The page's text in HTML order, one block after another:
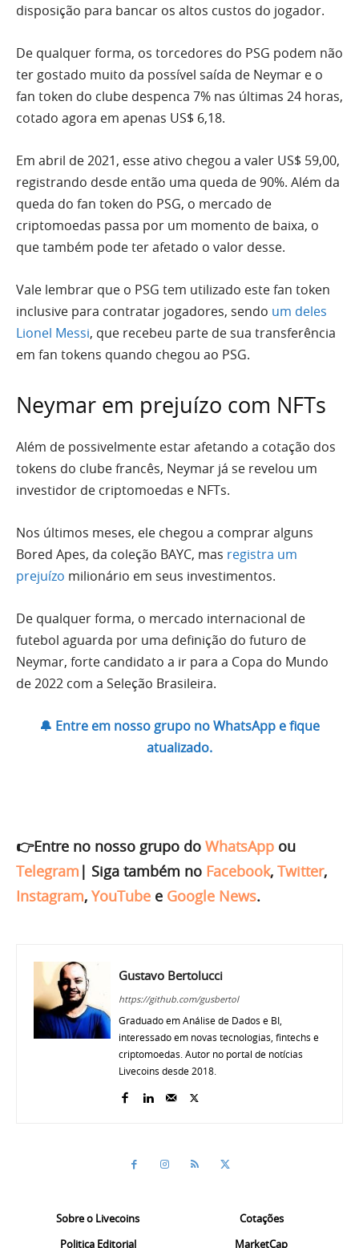
disposição para bancar os altos custos do jogador.
De qualquer forma, os torcedores do PSG podem não
ter gostado muito da possível saída de Neymar e o
fan token do clube despenca 7% nas últimas 24 horas,
cotado agora em apenas US$ 6,18.
Em abril de 2021, esse ativo chegou a valer US$ 59,00,
registrando desde então uma queda de 90%. Além da
queda do fan token do PSG, o mercado de
criptomoedas passa por um momento de baixa, o
que também pode ter afetado o valor desse.
Vale lembrar que o PSG tem utilizado este fan token
inclusive para contratar jogadores, sendo um deles
Lionel Messi, que recebeu parte de sua transferência
em fan tokens quando chegou ao PSG.
Neymar em prejuízo com NFTs
Além de possivelmente estar afetando a cotação dos
tokens do clube francês, Neymar já se revelou um
investidor de criptomoedas e NFTs.
Nos últimos meses, ele chegou a comprar alguns
Bored Apes, da coleção BAYC, mas registra um
prejuízo milionário em seus investimentos.
De qualquer forma, o mercado internacional de
futebol aguarda por uma definição do futuro de
Neymar, forte candidato a ir para a Copa do Mundo
de 2022 com a Seleção Brasileira.
🔔 Entre em nosso grupo no WhatsApp e fique
atualizado.
👉Entre no nosso grupo do WhatsApp ou
Telegram | Siga também no Facebook, Twitter,
Instagram, YouTube e Google News.
Gustavo Bertolucci
https://github.com/gusbertol
Graduado em Análise de Dados e BI,
interessado em novas tecnologias, fintechs e
criptomoedas. Autor no portal de notícias
Livecoins desde 2018.
Sobre o Livecoins
Politica Editorial
Cotações
MarketCap